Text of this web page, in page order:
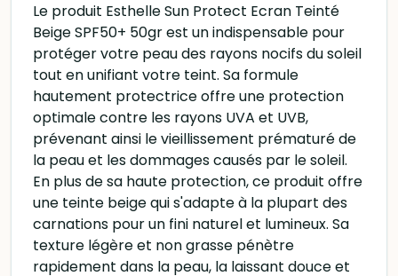
Le produit Esthelle Sun Protect Ecran Teinté
Beige SPF50+ 50gr est un indispensable pour
protéger votre peau des rayons nocifs du soleil
tout en unifiant votre teint. Sa formule
hautement protectrice offre une protection
optimale contre les rayons UVA et UVB,
prévenant ainsi le vieillissement prématuré de
la peau et les dommages causés par le soleil.
En plus de sa haute protection, ce produit offre
une teinte beige qui s'adapte à la plupart des
carnations pour un fini naturel et lumineux. Sa
texture légère et non grasse pénètre
rapidement dans la peau, la laissant douce et